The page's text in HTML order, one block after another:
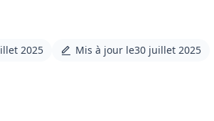
2025 Mis à jour le30 juillet 2025